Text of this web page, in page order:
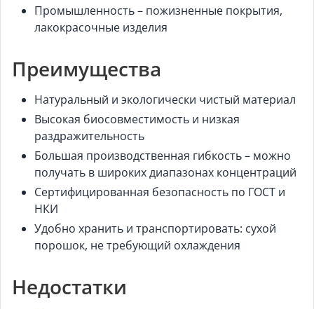
Промышленность – пожизненные покрытия,
лакокрасочные изделия
Преимущества
Натуральный и экологически чистый материал
Высокая биосовместимость и низкая
раздражительность
Большая производственная гибкость – можно
получать в широких диапазонах концентраций
Сертифицированная безопасность по ГОСТ и
НКИ
Удобно хранить и транспортировать: сухой
порошок, не требующий охлаждения
Недостатки